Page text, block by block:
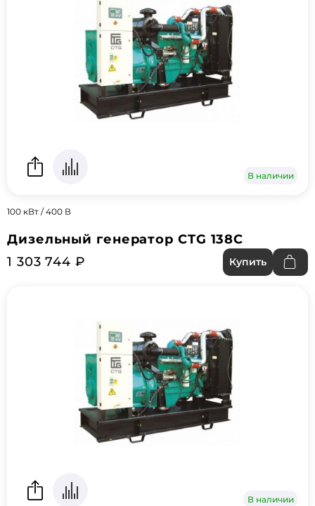
В наличии
100 кВт / 400 В
Дизельный генератор CTG 138C
1 303 744 ₽
Купить
В наличии